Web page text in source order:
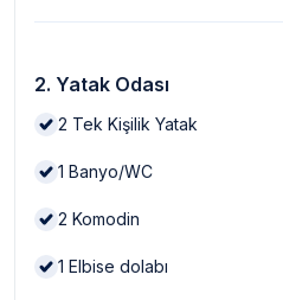
2. Yatak Odası
2 Tek Kişilik Yatak
1 Banyo/WC
2 Komodin
1 Elbise dolabı